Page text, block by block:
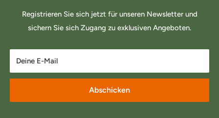
Registrieren Sie sich jetzt für unseren Newsletter und
sichern Sie sich Zugang zu exklusiven Angeboten.
Deine E-Mail
Abschicken